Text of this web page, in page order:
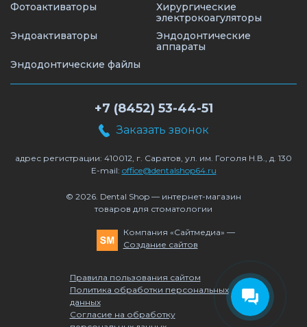
Фотоактиваторы
Хирургические
электрокоагуляторы
Эндоактиваторы
Эндодонтические
аппараты
Эндодонтические файлы
+7 (8452) 53-44-51
Заказать звонок
адрес регистрации: 410012, г. Саратов, ул. им. Гоголя Н.В., д. 130
E-mail: office@dentalshop64.ru
© 2026. Dental Shop — интернет-магазин
товаров для стоматологии
Компания «Сайтмедиа» —
Создание сайтов
Правила пользования сайтом
Политика обработки персональных
данных
Согласие на обработку